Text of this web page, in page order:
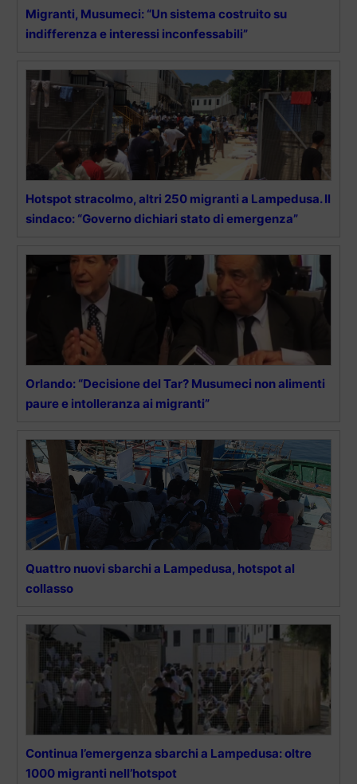
Migranti, Musumeci: “Un sistema costruito su
indifferenza e interessi inconfessabili”
Hotspot stracolmo, altri 250 migranti a Lampedusa. Il
sindaco: “Governo dichiari stato di emergenza”
Orlando: “Decisione del Tar? Musumeci non alimenti
paure e intolleranza ai migranti”
Quattro nuovi sbarchi a Lampedusa, hotspot al
collasso
Continua l’emergenza sbarchi a Lampedusa: oltre
1000 migranti nell’hotspot